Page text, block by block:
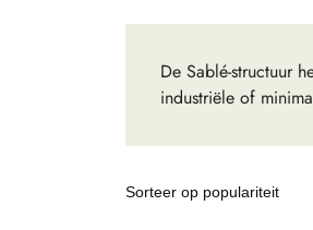
De Sablé-structuur
industriële of